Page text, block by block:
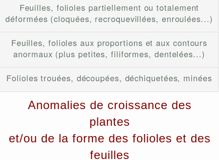
Feuilles, folioles partiellement ou totalement
déformées (cloquées, recroquevillées, enroulées...)
Feuilles, folioles aux proportions et aux contours
anormaux (plus petites, filiformes, dentelées...)
Folioles trouées, découpées, déchiquetées, minées
Anomalies de croissance des
plantes
et/ou de la forme des folioles et des
feuilles